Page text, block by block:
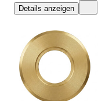
Details anzeigen